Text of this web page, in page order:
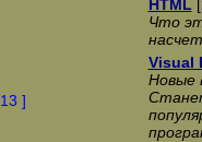
13 ]
HTML [
Что
Visual
Новые